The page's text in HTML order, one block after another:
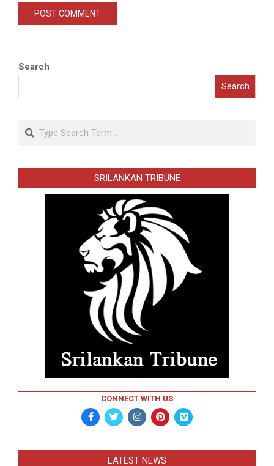
Search
Search
Search
SRILANKAN TRIBUNE
CONNECT WITH US
LATEST NEWS